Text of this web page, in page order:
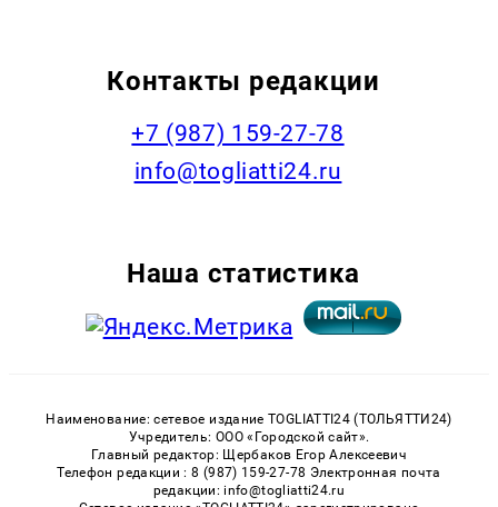
Контакты редакции
+7 (987) 159-27-78
info@togliatti24.ru
Наша статистика
Наименование: сетевое издание TOGLIATTI24 (ТОЛЬЯТТИ24)
Учредитель: ООО «Городской сайт».
Главный редактор: Щербаков Егор Алексеевич
Телефон редакции : 8 (987) 159-27-78 Электронная почта
редакции: info@togliatti24.ru